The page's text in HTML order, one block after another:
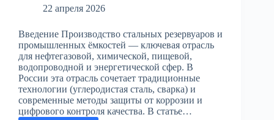
22 апреля 2026
Введение Производство стальных резервуаров и
промышленных ёмкостей — ключевая отрасль
для нефтегазовой, химической, пищевой,
водопроводной и энергетической сфер. В
России эта отрасль сочетает традиционные
технологии (углеродистая сталь, сварка) и
современные методы защиты от коррозии и
цифрового контроля качества. В статье…